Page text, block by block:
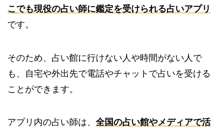
こでも現役の占い師に鑑定を受けられる占いアプリ
です。
そのため、占い館に行けない人や時間がない人で
も、自宅や外出先で電話やチャットで占いを受ける
ことができます。
アプリ内の占い師は、 全国の占い館やメディアで活